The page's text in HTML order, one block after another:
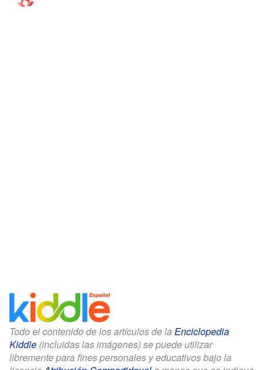
Todo el contenido de los artículos de la Enciclopedia
Kiddle (incluidas las imágenes) se puede utilizar
libremente para fines personales y educativos bajo la